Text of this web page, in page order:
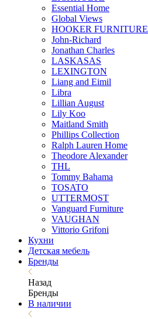
Essential Home
Global Views
HOOKER FURNITURE
John-Richard
Jonathan Charles
LASKASAS
LEXINGTON
Liang and Eimil
Libra
Lillian August
Lily Koo
Maitland Smith
Phillips Collection
Ralph Lauren Home
Theodore Alexander
THL
Tommy Bahama
TOSATO
UTTERMOST
Vanguard Furniture
VAUGHAN
Vittorio Grifoni
Кухни
Детская мебель
Бренды
Назад
Бренды
В наличии